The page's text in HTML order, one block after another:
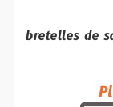
bretelles de